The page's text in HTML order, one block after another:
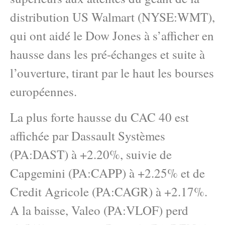
distribution US Walmart (NYSE:WMT),
qui ont aidé le Dow Jones à s’afficher en
hausse dans les pré-échanges et suite à
l’ouverture, tirant par le haut les bourses
européennes.
La plus forte hausse du CAC 40 est
affichée par Dassault Systèmes
(PA:DAST) à +2.20%, suivie de
Capgemini (PA:CAPP) à +2.25% et de
Credit Agricole (PA:CAGR) à +2.17%.
A la baisse, Valeo (PA:VLOF) perd